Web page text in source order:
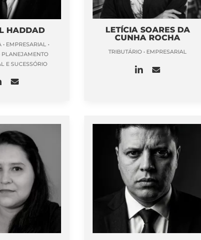
HADDAD
EMPRESARIAL •
PLANEJAMENTO
E SUCESSÓRIO
LETÍCIA SOARES DA
CUNHA ROCHA
TRIBUTÁRIO • EMPRESARIAL